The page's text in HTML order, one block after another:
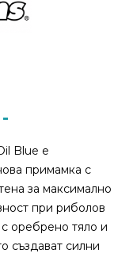
Blue е
примамка с
за максимално
при риболов
оребрено тяло и
създават силни